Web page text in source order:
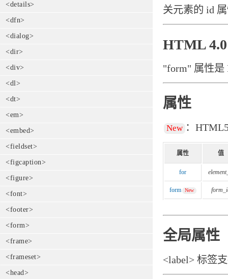
<details>
<dfn>
<dialog>
<dir>
<div>
<dl>
<dt>
<em>
<embed>
<fieldset>
<figcaption>
<figure>
<font>
<footer>
<form>
<frame>
<frameset>
<head>
关元素的 id
HTML
"form" 属性是
属性
New ：
属性 值
for
form New
全局属性
<label> 标签